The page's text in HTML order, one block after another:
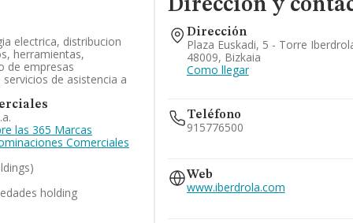
electrica, distribucion
herramientas,
de empresas
de asistencia a
las 365 Marcas
Comerciales
holding
Dirección y
Dirección
Plaza Euskadi, 5 - Torre
48009, Bizkaia
Como llegar
Teléfono
915776500
952024228
900100019
Web
www.iberdrola.com